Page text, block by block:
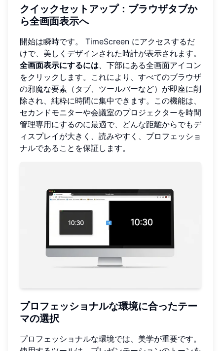
クイックセットアップ：ブラウザタブか
ら全画面表示へ
開始は瞬時です。 TimeScreen にアクセスするだ
けで、美しくデザインされた時計が表示されます。
全画面表示にするには 、下部にある全画面アイコン
をクリックします。これにより、すべてのブラウザ
の邪魔な要素（タブ、ツールバーなど）が即座に削
除され、純粋に時間に集中できます。この機能は、
セカンドモニターや会議室のプロジェクターを時間
管理専用にするのに最適で、どんな距離からでもデ
ィスプレイが大きく、読みやすく、プロフェッショ
ナルであることを保証します。
プロフェッショナルな環境に合ったテー
マの選択
プロフェッショナルな環境では、美学が重要です。